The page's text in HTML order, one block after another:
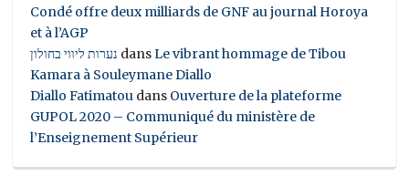
Condé offre deux milliards de GNF au journal Horoya
et à l’AGP
נערות ליווי בחולון dansLe vibrant hommage de Tibou
Kamara à Souleymane Diallo
Diallo Fatimatou dans Ouverture de la plateforme
GUPOL 2020 – Communiqué du ministère de
l’Enseignement Supérieur